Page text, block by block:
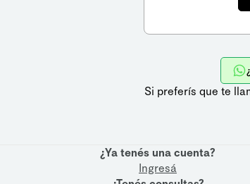
Si preferís que te
¿Ya tenés una cuenta?
Ingresá